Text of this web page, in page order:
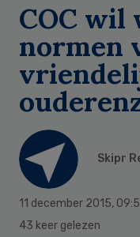
COC
normen
Skipr
11 december 2015,
43 keer gelezen